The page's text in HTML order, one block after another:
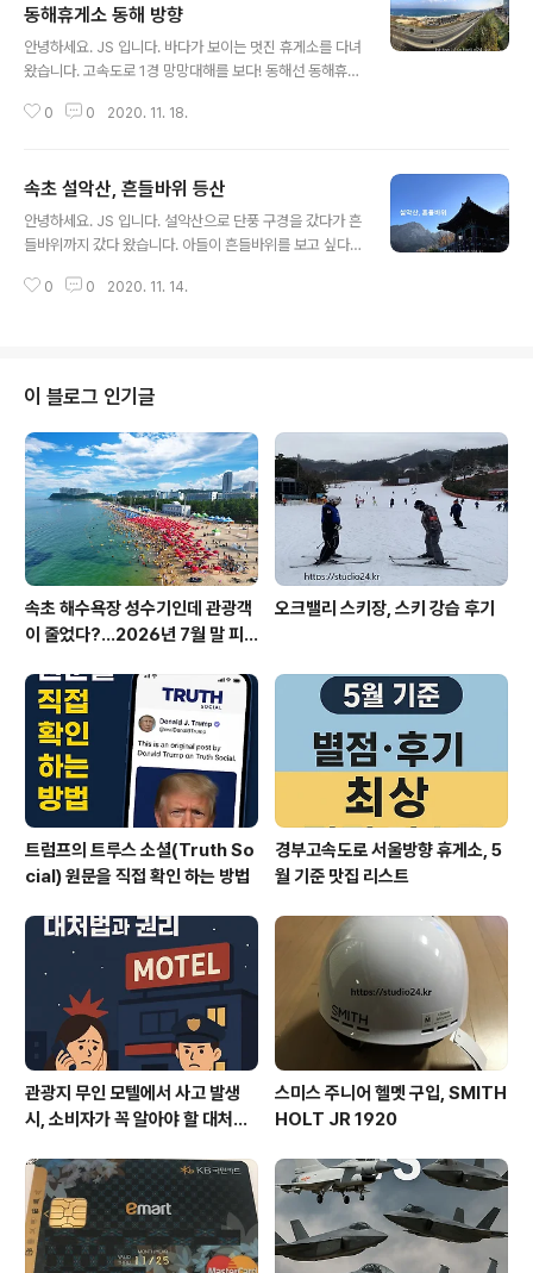
동해휴게소 동해 방향
안녕하세요. JS 입니다. 바다가 보이는 멋진 휴게소를 다녀
왔습니다. 고속도로 1경 망망대해를 보다! 동해선 동해휴게
을 수 있습니다. 바다를 배경으로 사진 찍고, 힐링도 가능한
이죠. 고속도로 휴게소 중 바다 전망이 보이고 확 트인 산
정상에 위치해서 유명한 장소 중 한 곳입니다. 전망 너무 좋
아요. 포토존도 마련되어 있어 사랑의 열쇠 이벤트 존도 있
생각됩니다. 일출을 보기에 편할 듯싶어요. 물론 동해 쪽에
0 0 2020. 11. 18.
속초 설악산, 흔들바위 등산
안녕하세요. JS 입니다. 설악산으로 단풍 구경을 갔다가 흔
들바위까지 갔다 왔습니다. 아들이 흔들바위를 보고 싶다
이 산행을 했어요. 지금 설악산 단풍은 너무 이뻐요. 코로나
걸어 올라가면 울산바위가 가까이 보입니다. 거의 다 온 거
같아요. 계조암 석굴까지 도착했습니다. 높은 곳에 있네요.
계조암 관음 보전 법당 불사 계조암 석굴은 진덕여왕 6년
자장율사가 창건한 사찰입니다. 드라마에 많이 나오던 진
덕여왕님~ 설명을 듣고 보니 느낌이 다르네요. 코로나만
아니면.. 아쉽지만 ..
0 0 2020. 11. 14.
이 블로그 인기글
속초 해수욕장 성수기인데 관광객
이 줄었다?…2026년 7월 말 피
오크밸리 스키장, 스키 강습 후기
트럼프의 트루스 소셜(Truth So
cial) 원문을 직접 확인 하는 방법
경부고속도로 서울방향 휴게소, 5
월 기준 맛집 리스트
관광지 무인 모텔에서 사고 발생
시, 소비자가 꼭 알아야 할 대처법
스미스 주니어 헬멧 구입, SMITH
HOLT JR 1920